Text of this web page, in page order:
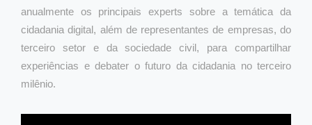
anualmente os principais experts sobre a temática da
cidadania digital, além de representantes de empresas, do
terceiro setor e da sociedade civil, para compartilhar
experiências e debater o futuro da cidadania no terceiro
milênio.